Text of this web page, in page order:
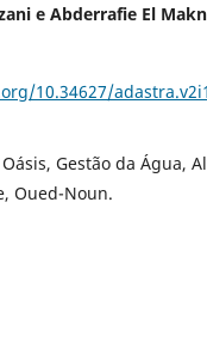
e Abderrafie El
10.34627/
Oásis, Gestão da Água,
Oued-Noun.